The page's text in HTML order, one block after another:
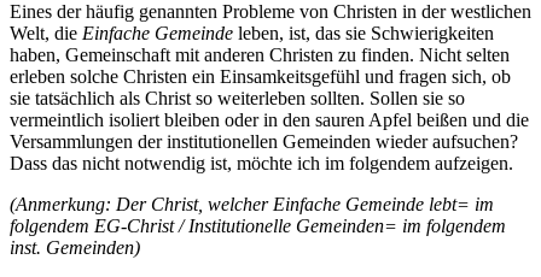
Eines der häufig genannten Probleme von Christen in der westlichen
Welt, die Einfache Gemeinde leben, ist, das sie Schwierigkeiten
haben, Gemeinschaft mit anderen Christen zu finden. Nicht selten
erleben solche Christen ein Einsamkeitsgefühl und fragen sich, ob
sie tatsächlich als Christ so weiterleben sollten. Sollen sie so
vermeintlich isoliert bleiben oder in den sauren Apfel beißen und die
Versammlungen der institutionellen Gemeinden wieder aufsuchen?
Dass das nicht notwendig ist, möchte ich im folgendem aufzeigen.
(Anmerkung: Der Christ, welcher Einfache Gemeinde lebt= im
folgendem EG-Christ / Institutionelle Gemeinden= im folgendem
inst. Gemeinden)